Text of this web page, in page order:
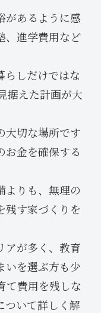
があるように感
、進学費用など
らしだけではな
据えた計画が大
大切な場所です
お金を確保する
よりも、無理の
残す家づくりを
アが多く、教育
いを選ぶ方も少
て費用を残しな
ついて詳しく解